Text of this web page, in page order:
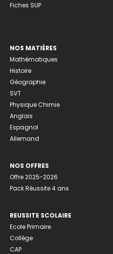
Fiches SUP
NOS MATIÈRES
Mathématiques
Histoire
Géographie
SVT
Physique Chimie
Anglais
Espagnol
Allemand
NOS OFFRES
Offre 2025-2026
Pack Réussite 4 ans
REUSSITE SCOLAIRE
Ecole Primaire
Collège
CAP